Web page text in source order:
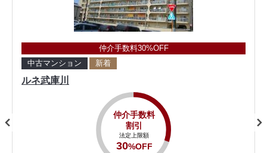
仲介手数料30%OFF
中古マンション
新着
ルネ武庫川
仲介手数料
割引
法定上限額
30%OFF